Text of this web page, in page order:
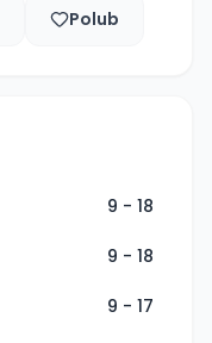
Polub
9 - 18
9 - 18
9 - 17